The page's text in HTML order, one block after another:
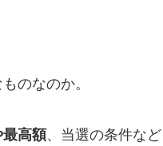
のなのか。
最高額、当選の条件など